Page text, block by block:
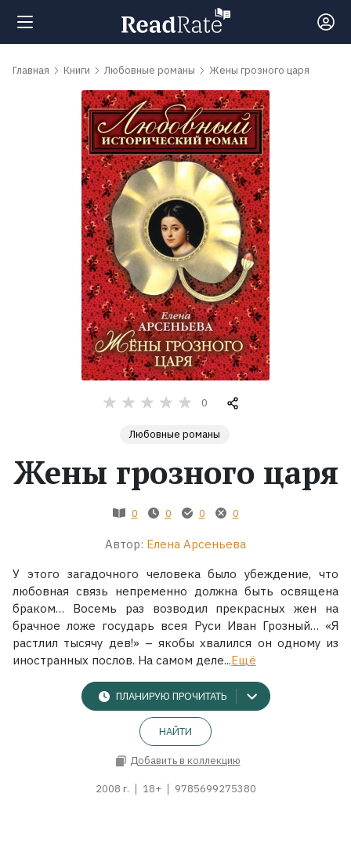
Поиск
Рейтинги
обсуждаемые
Экранизации
Главная Книги Любовные романы Жены грозного царя
0
Любовные романы
Жены грозного царя
0 0 0 0
Автор: Елена Арсеньева
У этого загадочного человека было убеждение, что
любовная связь непременно должна быть освящена
браком… Восемь раз возводил прекрасных жен на
брачное ложе государь всея Руси Иван Грозный… «Я
растлил тысячу дев!» – якобы хвалился он одному из
иностранных послов. На самом деле...Ещё
ПЛАНИРУЮ ПРОЧИТАТЬ
НАЙТИ
Добавить в коллекцию
2008 г. 18+ 9785699275380